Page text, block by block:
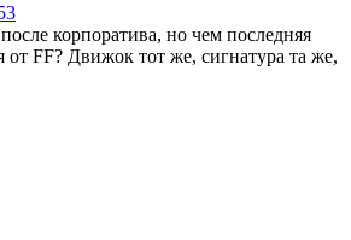
корпоратива, но чем последняя
от FF? Движок тот же, сигнатура та же,